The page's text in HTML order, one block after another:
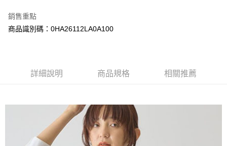
台灣樂天信用卡公司
大哥付你分期
相關說明
流程，驗證手機門號後，選擇欲分期的期數、繳款截止日，確認付款後即完
消。如遇「轉專審核」未通過狀況，表示未達大哥付你分期系統評分，恕無
法說明評估內容。
【繳款方式說明】
1.分期款項不併入電信帳單，「大哥付你分期」於每月結算日後寄送繳費提
【關於「AFTEE先享後付」】
１．簡單：不需註冊會員、不需綁卡、不需儲值。
２．便利：只要手機號碼，簡訊認證，即可結帳。
３．安心：先確認商品／服務後，再付款。
【「AFTEE先享後付」結帳流程】
全家取貨付款
每筆NT$60，滿NT$388(含以上)免運費
銷售重點
商品識別碼：0HA26112LA0A100
詳細說明 商品規格 相關推薦